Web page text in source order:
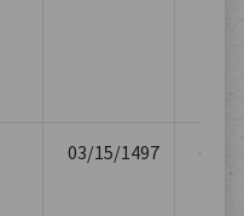
03/15/1497